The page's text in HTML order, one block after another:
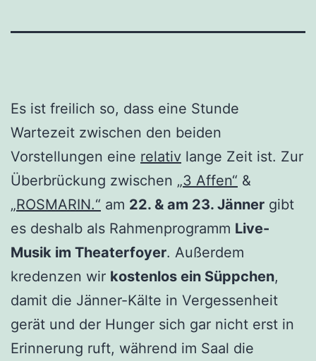
Es ist freilich so, dass eine Stunde
Wartezeit zwischen den beiden
Vorstellungen eine relativ lange Zeit ist. Zur
Überbrückung zwischen „3 Affen“ &
„ROSMARIN.“ am 22. & am 23. Jänner gibt
es deshalb als Rahmenprogramm Live-
Musik im Theaterfoyer. Außerdem
kredenzen wir kostenlos ein Süppchen,
damit die Jänner-Kälte in Vergessenheit
gerät und der Hunger sich gar nicht erst in
Erinnerung ruft, während im Saal die